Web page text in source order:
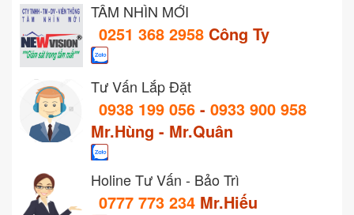
TẦM NHÌN MỚI
0251 368 2958 Công Ty
Tư Vấn Lắp Đặt
0938 199 056 - 0933 900 958
Mr.Hùng - Mr.Quân
Holine Tư Vấn - Bảo Trì
0777 773 234 Mr.Hiếu